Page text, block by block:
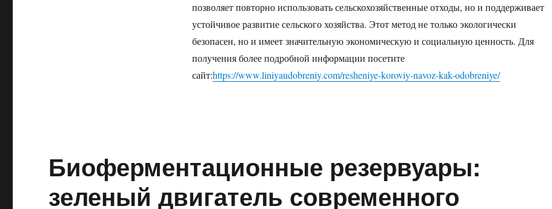
позволяет повторно использовать сельскохозяйственные отходы, но и поддерживает
устойчивое развитие сельского хозяйства. Этот метод не только экологически
безопасен, но и имеет значительную экономическую и социальную ценность. Для
получения более подробной информации посетите
сайт:https://www.liniyaudobreniy.com/resheniye-koroviy-navoz-kak-odobreniye/
Биоферментационные резервуары:
зеленый двигатель современного